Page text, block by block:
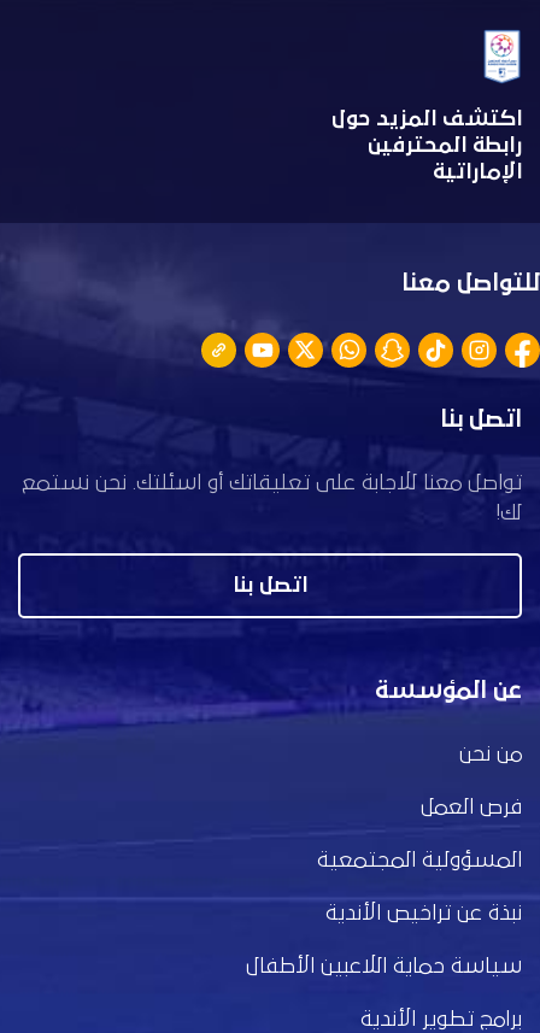
اكتشف المزيد حول
رابطة المحترفين
الإماراتية
للتواصل معنا
اتصل بنا
تواصل معنا للاجابة على تعليقاتك أو اسئلتك. نحن نستمع
لك!
اتصل بنا
عن المؤسسة
من نحن
فرص العمل
المسؤولية المجتمعية
نبذة عن تراخيص الأندية
سياسة حماية اللاعبين الأطفال
برامج تطوير الأندية